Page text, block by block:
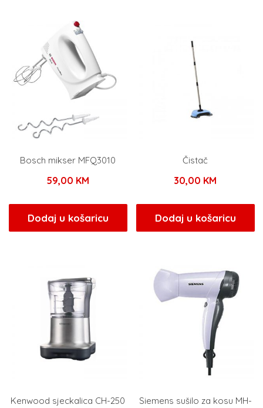
Bosch mikser MFQ3010
59,00 KM
Dodaj u košaricu
Čistač
30,00 KM
Dodaj u košaricu
Kenwood sjeckalica CH-250
Siemens sušilo za kosu MH-